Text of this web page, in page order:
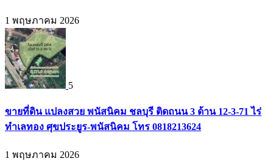
1 พฤษภาคม 2026
5
ขายที่ดิน แปลงสวย พนัสนิคม ชลบุรี ติดถนน 3 ด้าน 12-3-71 ไร่
ทำเลทอง ศุขประยูร-พนัสนิคม โทร 0818213624
1 พฤษภาคม 2026